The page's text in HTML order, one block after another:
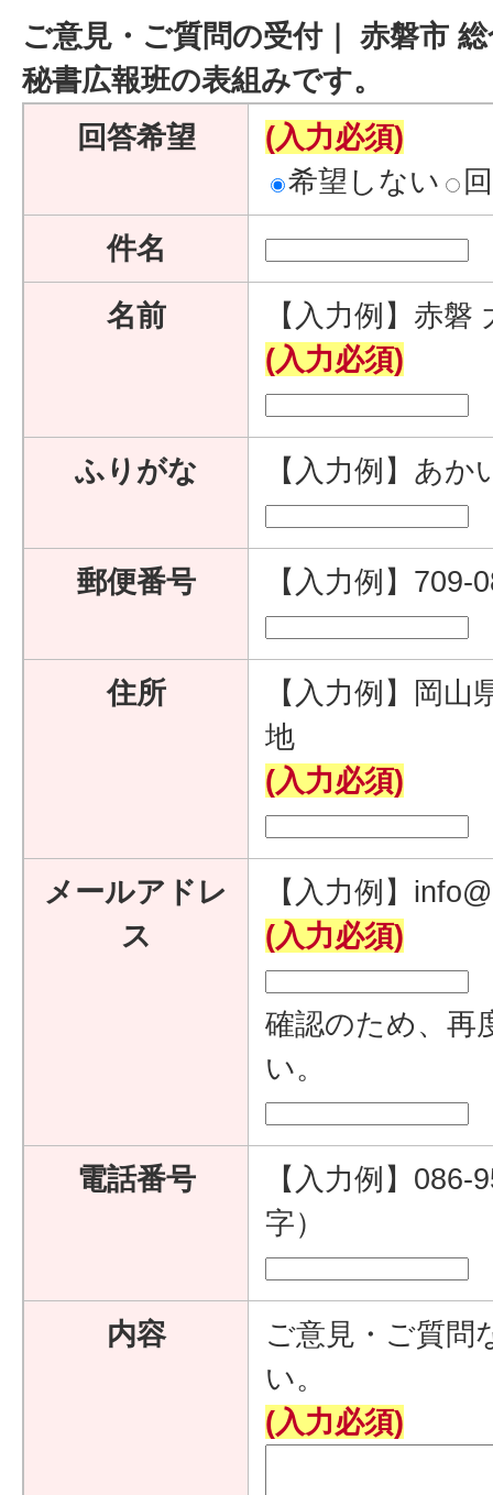
ご意見・ご質問の受付｜ 赤磐市
秘書広報班の表組みです。
回答希望
(入力必須)
希望しない
件名
名前
【入力例】赤磐
(入力必須)
ふりがな 【入力例】あ
郵便番号 【入力例】
住所
【入力例】岡
地
(入力必須)
メールアドレ
ス
【入力例】
(入力必須)
確認のため、再
い。
電話番号
【入力例】
字）
内容
ご意見・ご質問
い。
(入力必須)